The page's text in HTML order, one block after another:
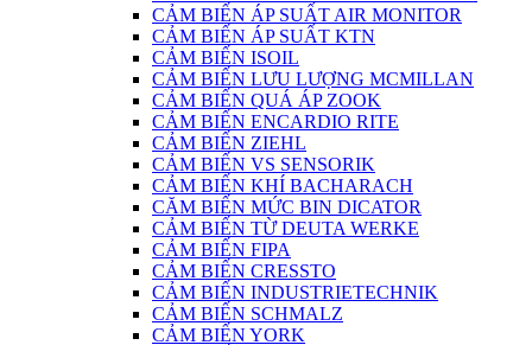
CẢM BIẾN ÁP SUẤT AIR MONITOR
CẢM BIẾN ÁP SUẤT KTN
CẢM BIẾN ISOIL
CẢM BIẾN LƯU LƯỢNG MCMILLAN
CẢM BIẾN QUÁ ÁP ZOOK
CẢM BIẾN ENCARDIO RITE
CẢM BIẾN ZIEHL
CẢM BIẾN VS SENSORIK
CẢM BIẾN KHÍ BACHARACH
CĂM BIẾN MỨC BIN DICATOR
CẢM BIẾN TỪ DEUTA WERKE
CẢM BIẾN FIPA
CẢM BIẾN CRESSTO
CẢM BIẾN INDUSTRIETECHNIK
CẢM BIẾN SCHMALZ
CẢM BIẾN YORK